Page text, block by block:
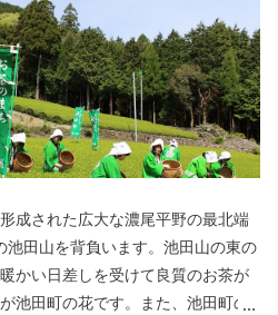
成された広大な濃尾平野の最北端
池田山を背負います。池田山の東の
かい日差しを受けて良質のお茶が
池田町の花です。また、池田町の